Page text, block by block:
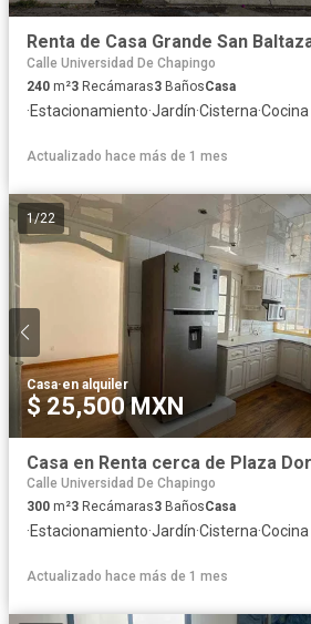
Calle Universidad De Chapingo
240 m²3 Recámaras3 BañosCasa
·Estacionamiento·Jardín·Cisterna·
Actualizado hace más de 1 mes
1/22
Casa·en alquiler
$ 25,500 MXN
Casa en Renta cerca de Plaza
Calle Universidad De Chapingo
300 m²3 Recámaras3 BañosCasa
·Estacionamiento·Jardín·Cisterna·
Actualizado hace más de 1 mes